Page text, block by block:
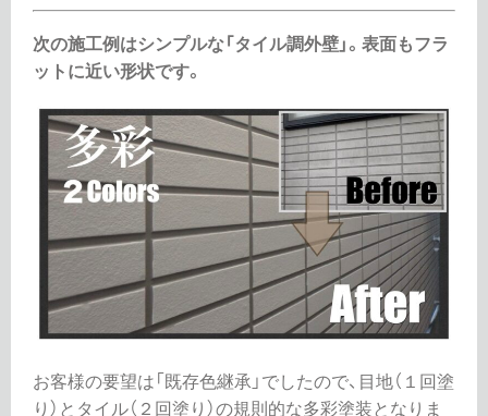
次の施工例はシンプルな「タイル調外壁」。表面もフラ
ットに近い形状です。
お客様の要望は「既存色継承」でしたので、目地（１回塗
り）とタイル（２回塗り）の規則的な多彩塗装となりま